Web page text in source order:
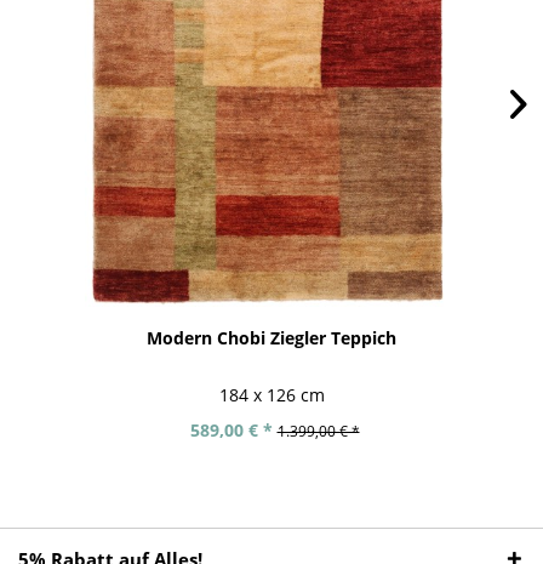
Modern Chobi Ziegler Teppich
184 x 126 cm
589,00 € * 1.399,00 € *